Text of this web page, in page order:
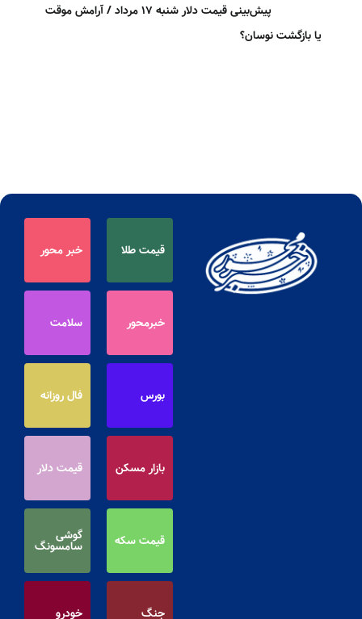
پیش‌بینی قیمت دلار شنبه ۱۷ مرداد / آرامش موقت
یا بازگشت نوسان؟
قیمت طلا خبر محور
خبرمحور سلامت
بورس فال روزانه
بازار مسکن قیمت دلار
قیمت سکه گوشی
سامسونگ
جنگ خودرو